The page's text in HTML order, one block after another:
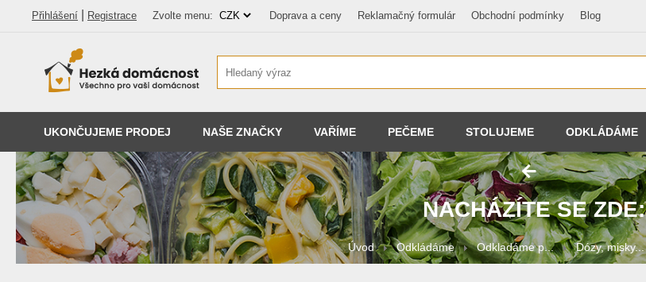
Přihlášení Registrace Zvolte menu: Doprava a ceny Reklamačný formulár Obchodní podmínky Blog
UKONČUJEME PRODEJ NAŠE ZNAČKY VAŘÍME PEČEME STOLUJEME ODKLÁDÁME
NACHÁZÍTE SE ZDE:
Úvod Odkládáme Odkladáme p... Dózy, misky...